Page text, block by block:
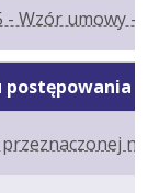
- Wzór umowy -
postępowania
na